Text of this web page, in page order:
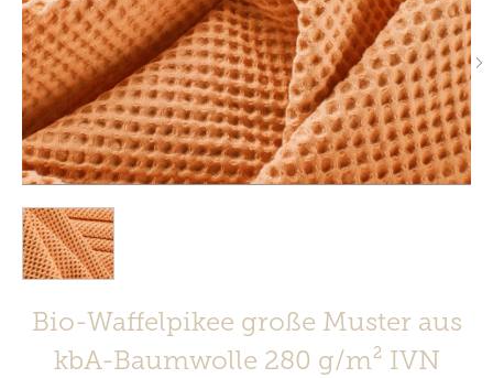
Bio-Waffelpikee große Muster aus
kbA-Baumwolle 280 g/m² IVN